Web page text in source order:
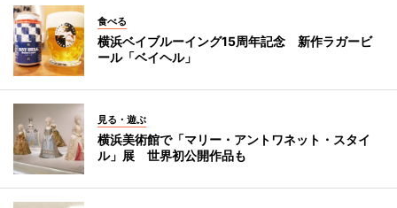
食べる
横浜ベイブルーイング15周年記念 新作ラガービ
ール「ベイヘル」
見る・遊ぶ
横浜美術館で「マリー・アントワネット・スタイ
ル」展 世界初公開作品も